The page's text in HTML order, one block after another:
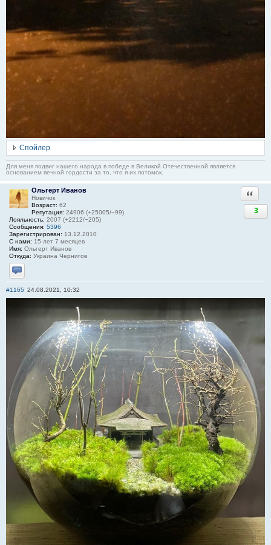
Спойлер
Для меня подвиг нашего народа в победе в Великой Отечественной является
основанием вечной гордости за то, что я их потомок.
Ольгерт Иванов
Новичок
Возраст: 62
Репутация: 24906 (+25005/−99)
Лояльность: 2007 (+2212/−205)
Сообщения: 5396
Зарегистрирован: 13.12.2010
С нами: 15 лет 7 месяцев
Имя: Ольгерт Иванов
Откуда: Украина Чернигов
Отправить личное сообщение
3
#1165 24.08.2021, 10:32